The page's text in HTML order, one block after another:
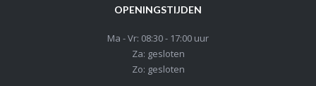
OPENINGSTIJDEN
Ma - Vr: 08:30 - 17:00 uur
Za: gesloten
Zo: gesloten